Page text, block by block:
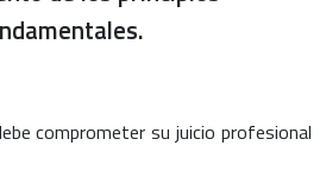
comprometer su juicio profesional